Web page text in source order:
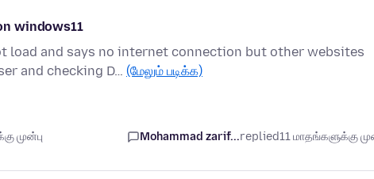
windows11
load and says no internet connection but other websites
and checking D… (மேலும் படிக்க)
முன்பு Mohammad zarif...replied11 மாதங்களுக்கு